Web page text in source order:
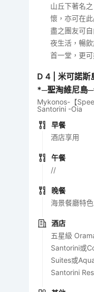
山丘下著名
懷，亦可在
盡之團友可
夜生活，暢
首一堂，更
D4
米可諾斯
*─聖淘維尼島
Mykonos-【
Santorini -Oia
早餐
酒店享用
午餐
//
晚餐
海景餐廳特
酒店
五星級
Santorini或
Suites或
Santorini